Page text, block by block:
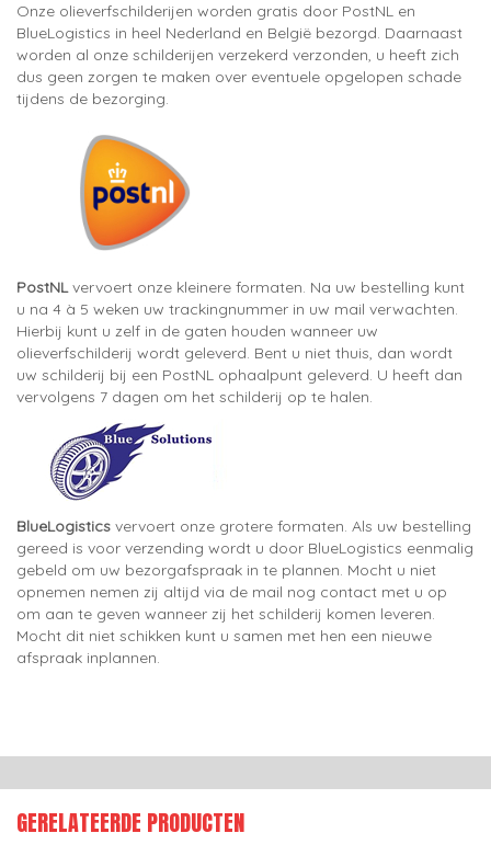
Onze olieverfschilderijen worden gratis door PostNL en
BlueLogistics in heel Nederland en België bezorgd. Daarnaast
worden al onze schilderijen verzekerd verzonden, u heeft zich
dus geen zorgen te maken over eventuele opgelopen schade
tijdens de bezorging.
PostNLvervoert onze kleinere formaten. Na uw bestelling kunt
u na 4 à 5 weken uw trackingnummer in uw mail verwachten.
Hierbij kunt u zelf in de gaten houden wanneer uw
olieverfschilderij wordt geleverd. Bent u niet thuis, dan wordt
uw schilderij bij een PostNL ophaalpunt geleverd. U heeft dan
vervolgens 7 dagen om het schilderij op te halen.
BlueLogistics vervoert onze grotere formaten. Als uw bestelling
gereed is voor verzending wordt u door BlueLogistics eenmalig
gebeld om uw bezorgafspraak in te plannen. Mocht u niet
opnemen nemen zij altijd via de mail nog contact met u op
om aan te geven wanneer zij het schilderij komen leveren.
Mocht dit niet schikken kunt u samen met hen een nieuwe
afspraak inplannen.
GERELATEERDE PRODUCTEN